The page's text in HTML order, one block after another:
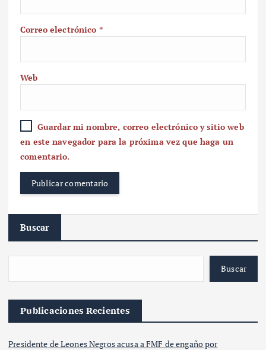
Correo electrónico *
Web
Guardar mi nombre, correo electrónico y sitio web
en este navegador para la próxima vez que haga un
comentario.
Buscar
Buscar
Publicaciones Recientes
Presidente de Leones Negros acusa a FMF de engaño por